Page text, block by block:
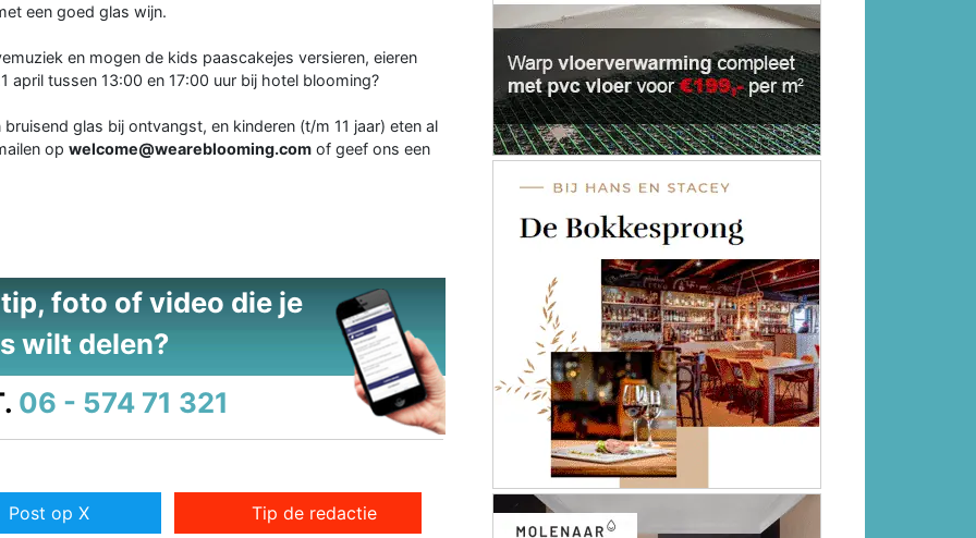
een goed glas wijn.
en mogen de kids paascakejes versieren, eieren
april tussen 13:00 en 17:00 uur bij hotel blooming?
glas bij ontvangst, en kinderen (t/m 11 jaar) eten al
op welcome@weareblooming.com of geef ons een
foto of video die je
wilt delen?
06 - 574 71 321
Post op X Tip de redactie